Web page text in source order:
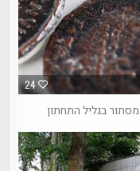
24
בגליל התחתון